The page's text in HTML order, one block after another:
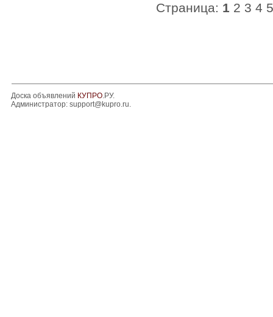
Страница: 1 2 3 4 5
Доска объявлений КУПРО.РУ.
Администратор: support@kupro.ru.